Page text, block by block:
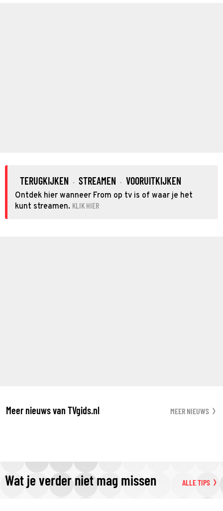
TERUGKIJKEN · STREAMEN · VOORUITKIJKEN
Ontdek hier wanneer From op tv is of waar je het
kunt streamen. KLIK HIER
Meer nieuws van TVgids.nl MEER NIEUWS
Wat je verder niet mag missen ALLE TIPS